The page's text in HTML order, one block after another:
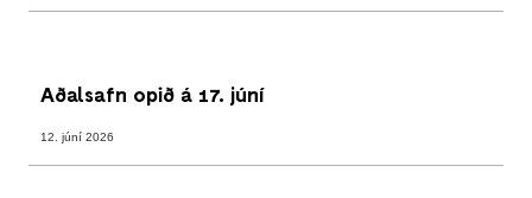
Aðalsafn opið á 17. júní
12. júní 2026